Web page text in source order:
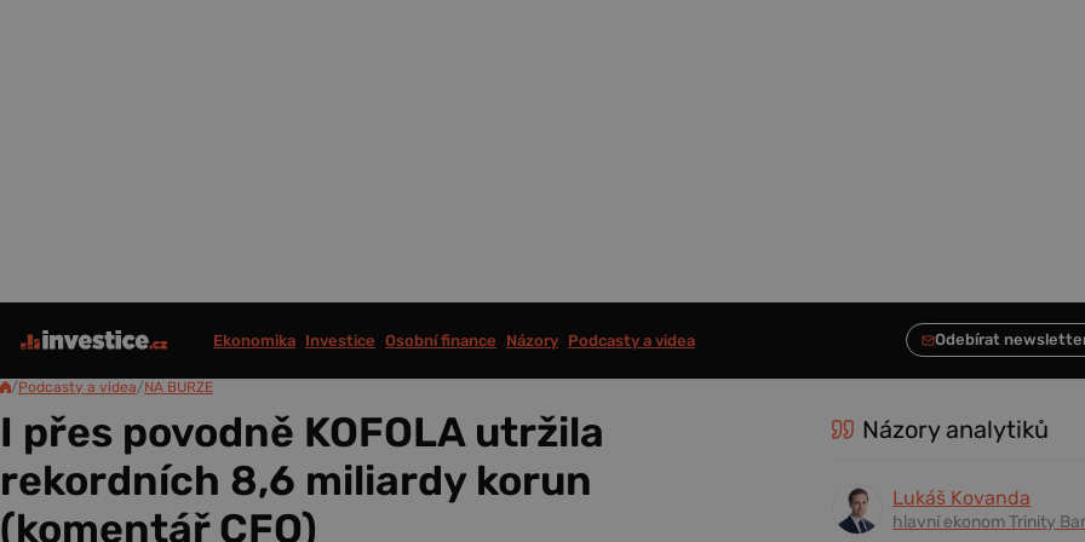
Ekonomika Investice Osobní finance Názory Podcasty a videa
/Podcasty a videa/NA BURZE
I přes povodně KOFOLA utržila
rekordních 8,6 miliardy korun
(komentář CFO)
Názory analytiků
Lukáš Kovanda
hlavní ekonom Trinity